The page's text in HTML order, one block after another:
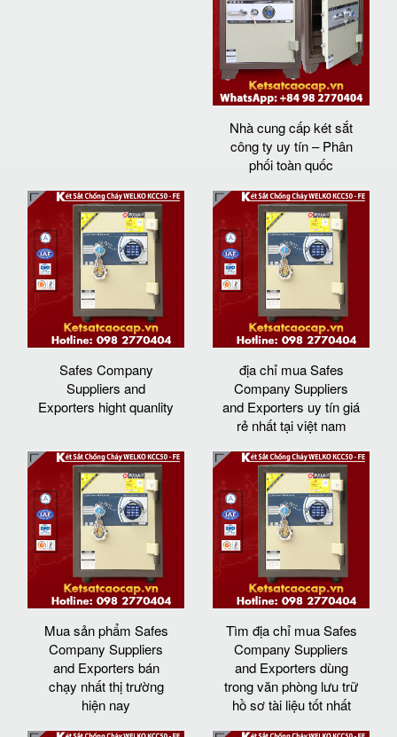
Nhà cung cấp két sắt
công ty uy tín – Phân
phối toàn quốc
Safes Company
Suppliers and
Exporters hight quanlity
địa chỉ mua Safes
Company Suppliers
and Exporters uy tín giá
rẻ nhất tại việt nam
Mua sản phẩm Safes
Company Suppliers
and Exporters bán
chạy nhất thị trường
hiện nay
Tìm địa chỉ mua Safes
Company Suppliers
and Exporters dùng
trong văn phòng lưu trữ
hồ sơ tài liệu tốt nhất